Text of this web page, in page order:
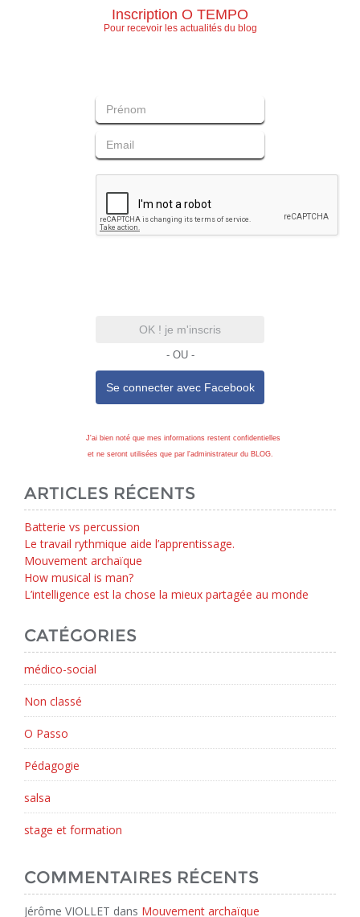
Inscription O TEMPO
Pour recevoir les actualités du blog
OK ! je m'inscris
- OU -
Se connecter avec Facebook
J'ai bien noté que mes informations restent confidentielles
et ne seront utilisées que par l'administrateur du BLOG.
ARTICLES RÉCENTS
Batterie vs percussion
Le travail rythmique aide l’apprentissage.
Mouvement archaïque
How musical is man?
L’intelligence est la chose la mieux partagée au monde
CATÉGORIES
médico-social
Non classé
O Passo
Pédagogie
salsa
stage et formation
COMMENTAIRES RÉCENTS
Jérôme VIOLLET dans Mouvement archaïque